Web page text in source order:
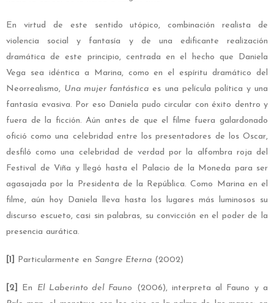
En virtud de este sentido utópico, combinación realista de
violencia social y fantasía y de una edificante realización
dramática de este principio, centrada en el hecho que Daniela
Vega sea idéntica a Marina, como en el espíritu dramático del
Neorrealismo, Una mujer fantástica es una película política y una
fantasía evasiva. Por eso Daniela pudo circular con éxito dentro y
fuera de la ficción. Aún antes de que el filme fuera galardonado
ofició como una celebridad entre los presentadores de los Oscar,
desfiló como una celebridad de verdad por la alfombra roja del
Festival de Viña y llegó hasta el Palacio de la Moneda para ser
agasajada por la Presidenta de la República. Como Marina en el
filme, aún hoy Daniela lleva hasta los lugares más luminosos su
discurso escueto, casi sin palabras, su convicción en el poder de la
presencia aurática.
[1] Particularmente en Sangre Eterna (2002)
[2] En El Laberinto del Fauno (2006), interpreta al Fauno y a